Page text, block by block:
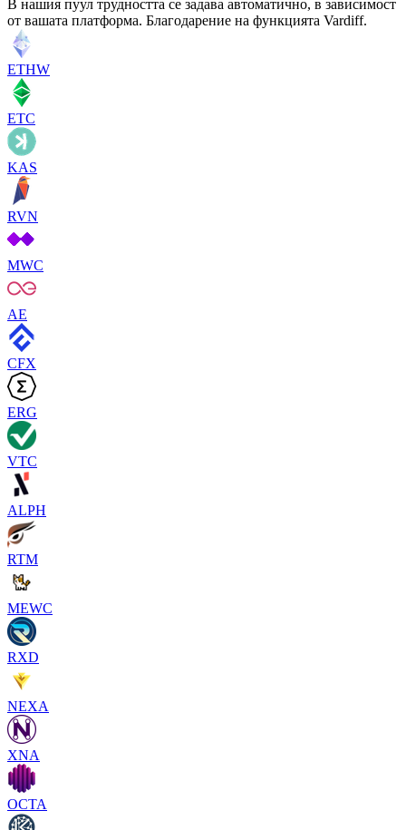
В нашия пуул трудността се задава автоматично, в зависимост
от вашата платформа. Благодарение на функцията Vardiff.
ETHW
ETC
KAS
RVN
MWC
AE
CFX
ERG
VTC
ALPH
RTM
MEWC
RXD
NEXA
XNA
OCTA